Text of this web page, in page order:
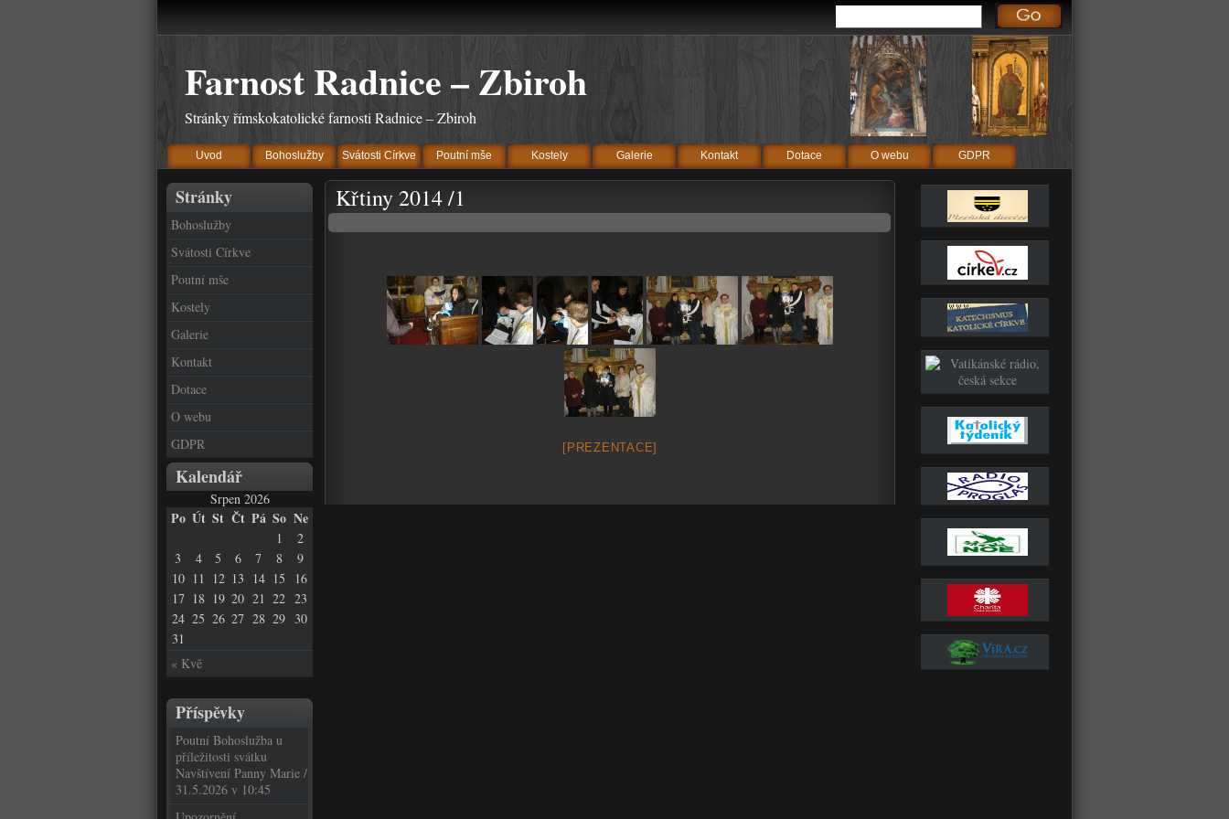
Farnost Radnice – Zbiroh
Stránky římskokatolické farnosti Radnice – Zbiroh
Uvod Bohoslužby Svátosti Církve Poutní mše Kostely Galerie Kontakt Dotace O webu GDPR
Stránky
Bohoslužby
Svátosti Církve
Poutní mše
Kostely
Galerie
Kontakt
Dotace
O webu
GDPR
Kalendář
Srpen 2026
Po Út St Čt Pá So Ne
1
2
3
4 5 6 7 8
9
10 11 12 13 14 15
16
17 18 19 20 21 22 23
24 25 26 27 28 29 30
31
« Kvě
Příspěvky
Poutní Bohoslužba u
příležitosti svátku
Navštívení Panny Marie /
31.5.2026 v 10:45
Křtiny 2014 /1
[PREZENTACE]